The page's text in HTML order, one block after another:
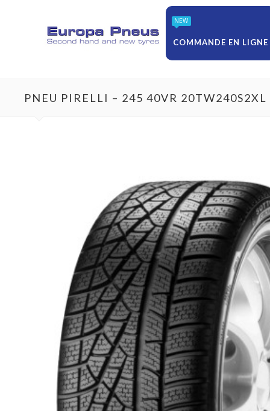
NEW
COMMANDE EN LIGNE
PNEU PIRELLI – 245 40VR 20TW240S2XL